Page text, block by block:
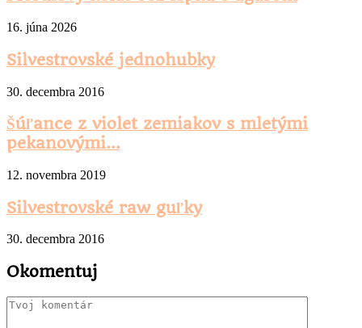
16. júna 2026
Silvestrovské jednohubky
30. decembra 2016
Šúľance z violet zemiakov s mletými
pekanovými...
12. novembra 2019
Silvestrovské raw guľky
30. decembra 2016
Okomentuj